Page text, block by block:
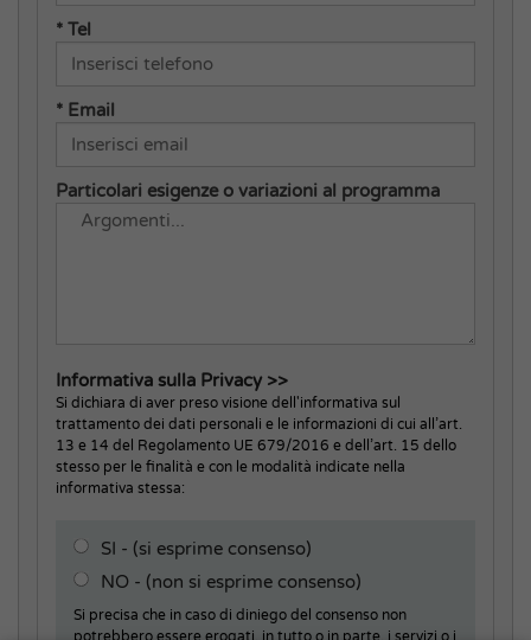
* Tel
* Email
Particolari esigenze o variazioni al programma
Informativa sulla Privacy >>
Si dichiara di aver preso visione dell'informativa sul
trattamento dei dati personali e le informazioni di cui all’art.
13 e 14 del Regolamento UE 679/2016 e dell’art. 15 dello
stesso per le finalità e con le modalità indicate nella
informativa stessa:
SI - (si esprime consenso)
NO - (non si esprime consenso)
Si precisa che in caso di diniego del consenso non
potrebbero essere erogati, in tutto o in parte, i servizi o i